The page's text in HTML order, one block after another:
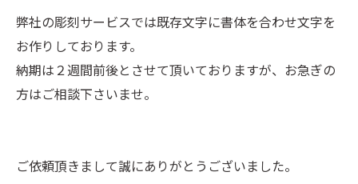
弊社の彫刻サービスでは既存文字に書体を合わせ文字を
お作りしております。
納期は２週間前後とさせて頂いておりますが、お急ぎの
方はご相談下さいませ。
ご依頼頂きまして誠にありがとうございました。